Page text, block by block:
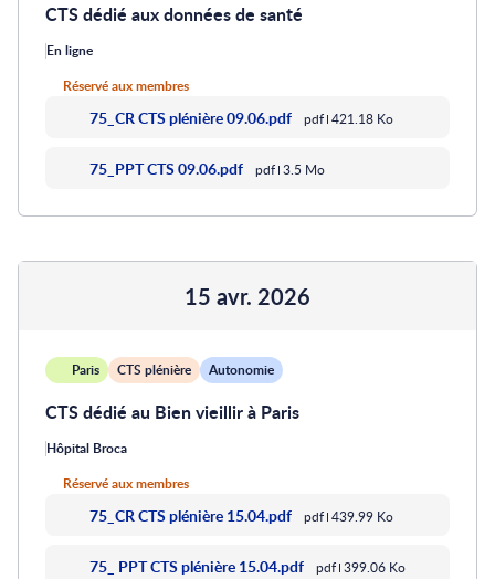
CTS dédié aux données de santé
En ligne
Réservé aux membres
75_CR CTS plénière 09.06.pdf pdf 421.18 Ko
75_PPT CTS 09.06.pdf pdf 3.5 Mo
15 avr. 2026
Paris CTS plénière Autonomie
CTS dédié au Bien vieillir à Paris
Hôpital Broca
Réservé aux membres
75_CR CTS plénière 15.04.pdf pdf 439.99 Ko
75_ PPT CTS plénière 15.04.pdf pdf 399.06 Ko